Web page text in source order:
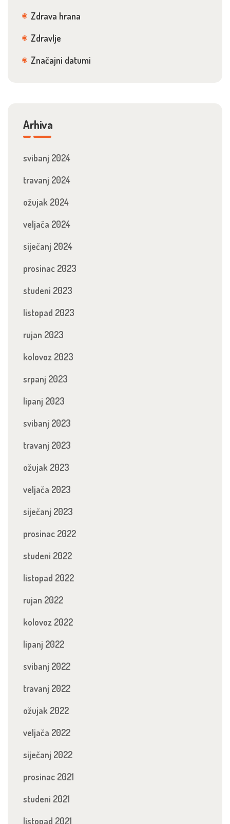
Zdrava hrana
Zdravlje
Značajni datumi
Arhiva
svibanj 2024
travanj 2024
ožujak 2024
veljača 2024
siječanj 2024
prosinac 2023
studeni 2023
listopad 2023
rujan 2023
kolovoz 2023
srpanj 2023
lipanj 2023
svibanj 2023
travanj 2023
ožujak 2023
veljača 2023
siječanj 2023
prosinac 2022
studeni 2022
listopad 2022
rujan 2022
kolovoz 2022
lipanj 2022
svibanj 2022
travanj 2022
ožujak 2022
veljača 2022
siječanj 2022
prosinac 2021
studeni 2021
listopad 2021